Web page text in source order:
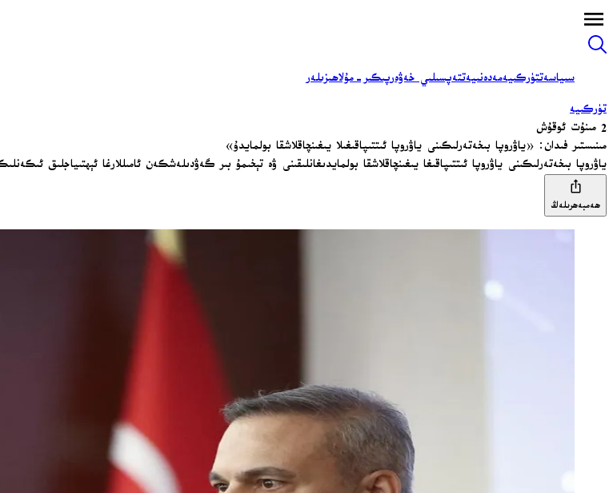
سىياسەتتۈركىيەمەدەنىيەتتەپسىلىي خەۋەرپىكىر-مۇلاھىزىلەر
تۈركىيە
2 مىنۇت ئوقۇش
مىنىستىر فىدان: «ياۋروپا بىخەتەرلىكىنى ياۋروپا ئىتتىپاقىغىلا يىغىنچاقلاشقا بولمايدۇ»
ياۋروپا بىخەتەرلىكىنى ياۋروپا ئىتتىپاقىغا يىغىنچاقلاشقا بولمايدىغانلىقىنى ۋە تېخىمۇ بىر گەۋدىلەشكەن ئامىللارغا ئېھتىياجلىق
ھەمبەھرىلەڭ